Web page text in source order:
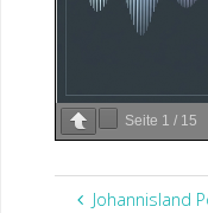
Seite 1 / 15
Johannisland